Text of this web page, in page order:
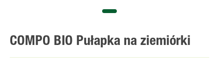
COMPO BIO Pułapka na ziemiórki